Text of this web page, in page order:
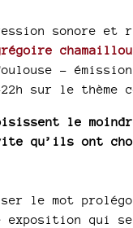
sonore et
chamaillou
-
22h sur le thème
le
qu’ils ont
le mot
exposition qui